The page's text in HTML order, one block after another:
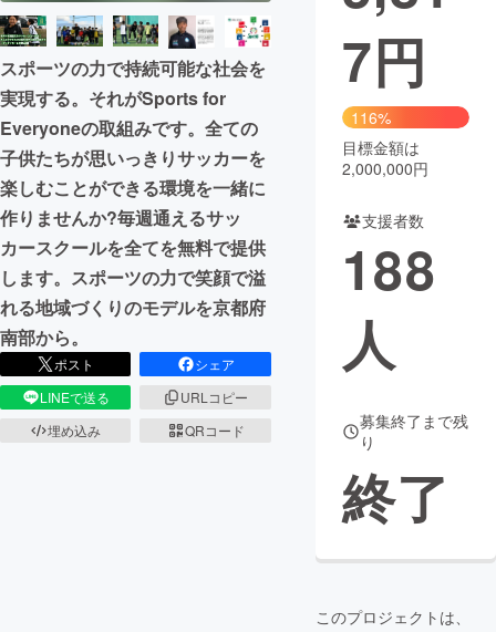
まちづくり・地域活性化
CAMPFIRE for Social Good
CAMPFIRE Creation
CAMPFIREふるさと納税
コミュニティ
スポーツの力で持続可能な社会を
実現する。それがSports for
Everyoneの取組みです。全ての
子供たちが思いっきりサッカーを
楽しむことができる環境を一緒に
作りませんか?毎週通えるサッ
カースクールを全てを無料で提供
します。スポーツの力で笑顔で溢
れる地域づくりのモデルを京都府
南部から。
ポスト
シェア
LINEで送る
URLコピー
埋め込み
QRコード
7円
116%
目標金額は
2,000,000円
支援者数
188
人
募集終了まで残
り
終了
このプロジェクトは、